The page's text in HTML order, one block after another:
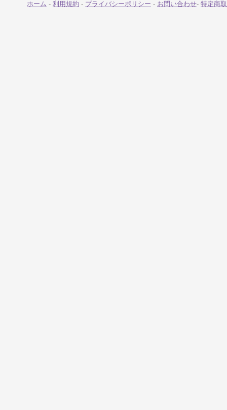
ホーム - 利用規約 - プライバシーポリシー - お問い合わせ- 特定商